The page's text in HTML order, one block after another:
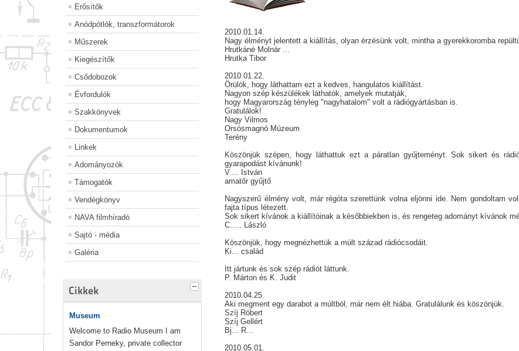
Erősítők
Anódpótlók, transzformátorok
Műszerek
Kiegészítők
Csődobozok
Évfordulók
Szakkönyvek
Dokumentumok
Linkek
Adományozók
Támogatók
Vendégkönyv
NAVA filmhíradó
Sajtó - média
Galéria
Cikkek
Museum
Welcome to Radio Museum I am
Sandor Perneky, private collector
2010.01.14.
Nagy élményt jelentett a kiállítás, olyan érzésünk volt, mintha a gyerekkoromba
Hrutkáné Molnár ...
Hrutka Tibor
2010.01.22.
Örülök, hogy láthattam ezt a kedves, hangulatos kiállítást.
Nagyon szép készülékek láthatók, amelyek mutatják,
hogy Magyarország tényleg "nagyhatalom" volt a rádiógyártásban is.
Gratulálok!
Nagy Vilmos
Orsósmagnó Múzeum
Terény
Köszönjük szépen, hogy láthattuk ezt a páratlan gyűjteményt. Sok sikert és
gyarapodást kívánunk!
V.... István
amatőr gyűjtő
Nagyszerű élmény volt, már régóta szerettünk volna eljönni ide. Nem gondoltam
fajta típus létezett.
Sok sikert kívánok a kiállítóinak a későbbiekben is, és rengeteg adományt kívánok
C..... László
Köszönjük, hogy megnézhettük a múlt század rádiócsodáit.
Ki... család
Itt jártunk és sok szép rádiót láttunk.
P. Márton és K. Judit
2010.04.25.
Aki megment egy darabot a múltból, már nem élt hiába. Gratulálunk és köszönjük.
Szíj Róbert
Szíj Gellért
Bj... R...
2010.05.01.